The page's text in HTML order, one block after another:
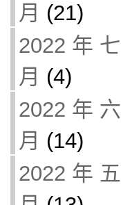
月 (21)
2022 年 七
月 (4)
2022 年 六
月 (14)
2022 年 五